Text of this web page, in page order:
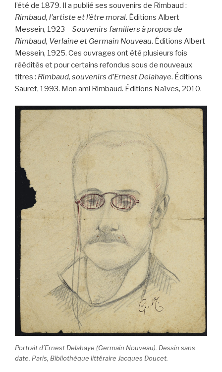
l’été de 1879. Il a publié ses souvenirs de Rimbaud :
Rimbaud, l’artiste et l’être moral. Éditions Albert
Messein, 1923 – Souvenirs familiers à propos de
Rimbaud, Verlaine et Germain Nouveau. Éditions Albert
Messein, 1925. Ces ouvrages ont été plusieurs fois
réédités et pour certains refondus sous de nouveaux
titres : Rimbaud, souvenirs d’Ernest Delahaye. Éditions
Sauret, 1993. Mon ami Rimbaud. Éditions Naïves, 2010.
Portrait d’Ernest Delahaye (Germain Nouveau). Dessin sans
date. Paris, Bibliothèque littéraire Jacques Doucet.